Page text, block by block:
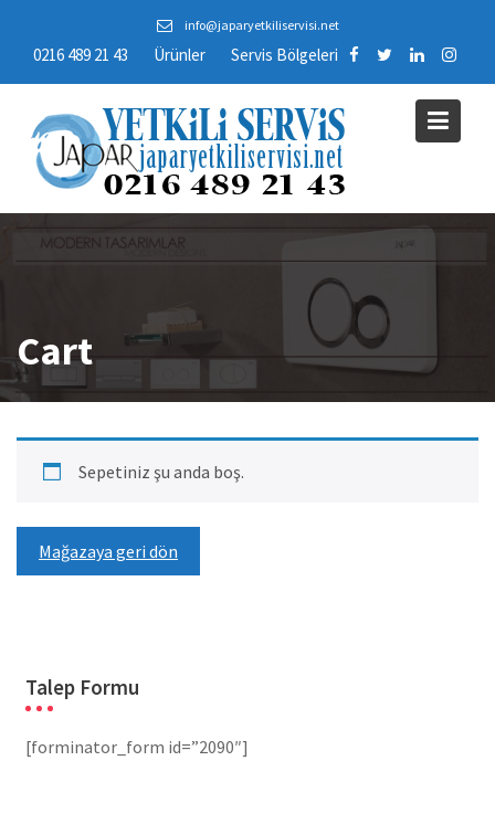
content
info@japaryetkiliservisi.net
0216 489 21 43 Ürünler Servis Bölgeleri
Cart
Sepetiniz şu anda boş.
Mağazaya geri dön
Talep Formu
[forminator_form id=”2090″]